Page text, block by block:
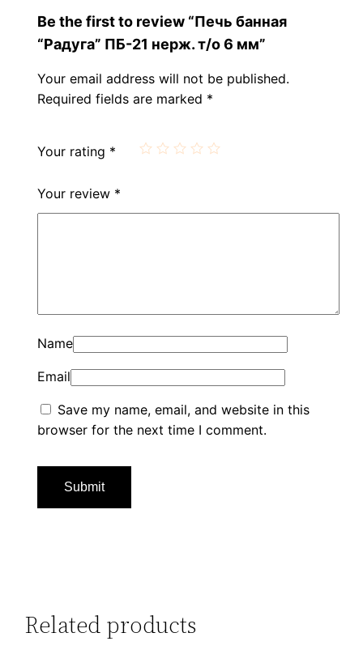
Be the first to review “Печь банная
“Радуга” ПБ-21 нерж. т/о 6 мм”
Your email address will not be published.
Required fields are marked *
Your rating *
Your review *
Name
Email
Save my name, email, and website in this
browser for the next time I comment.
Related products